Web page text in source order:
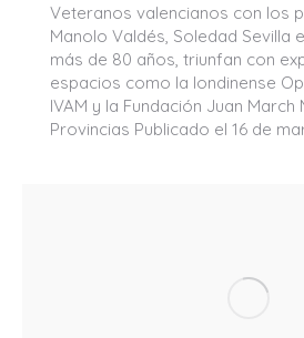
Veteranos valencianos con los
Manolo Valdés, Soledad Sevilla
más de 80 años, triunfan con
espacios como la londinense
IVAM y la Fundación Juan March
Provincias Publicado el 16 de